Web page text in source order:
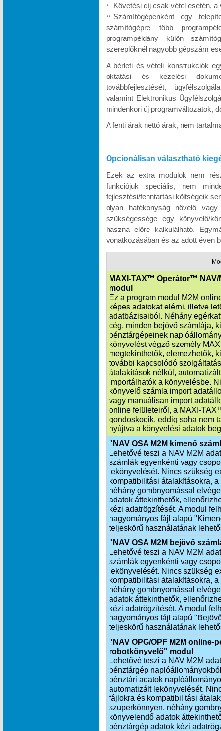
* Követési díj csak vétel esetén, a
**
Számítógépenként egy
számítógépre több
programpéldány külön
szereplőknél nagyobb gépszám
A bérleti és vételi konstrukciók
oktatási és kezelési
továbbfejlesztését,
valamint Elektronikus
mindenkori új programváltozatok,
A fenti árak nettó árak, nem
Opcionálisan választható
Ezek az extra modulok nem
funkciójuk speciális, nem
fejlesztési/fenntartási költségeik
olyan hatékonyság növelő
szükségessége egy könyvelő/
haszna előre kalkulálható.
vonatkozásában és az adott éven
MAXI-TAX™ Operátor™ NAV/
modul
Ez a program modul M2M
képes adatokat elérni, illetve
adatbázisaiból. Néhány
cég, minden bejövő számlája,
pénztárgépeinek
könyvelést végző személy
megtekinthetők, elemezhetők,
további kapcsolódó
átalakítások nélkül,
importálhatók a könyvelésbe.
könyvelő számla import
vagy manuálisan import
online felületeiről, a
gondoskodik, eddig soha nem
nyújtva a könyvelési adatok
"NAV OSA M2M kimenő
Lehetővé teszi a NAV M2M
számlák egyenkénti vagy
lekönyvelését. Nincs szükség
kompatibilitási átalakításokra,
néhány gombnyomással
adatok áttekinthetők,
kézi adatrögzítését. A modul
hagyományos fájl alapú
teljeskörű használatának
"NAV OSA M2M bejövő
Lehetővé teszi a NAV M2M
számlák egyenkénti vagy
lekönyvelését. Nincs szükség
kompatibilitási átalakításokra,
néhány gombnyomással
adatok áttekinthetők,
kézi adatrögzítését. A modul
hagyományos fájl alapú
teljeskörű használatának
"NAV OPG/OPF M2M online-
robotkönyvelő" modul
Lehetővé teszi a NAV M2M
pénztárgép
pénztári adatok
automatizált lekönyvelését.
fájlokra és kompatibilitási
szuperkönnyen, néhány
könyvelendő adatok
pénztárgép adatok kézi